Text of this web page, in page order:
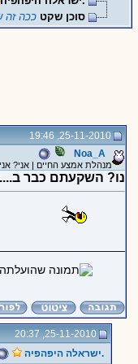
סוכן שקט ככה זה
25-11-2010, 19:46
Noa_A
מנהלת אמצע החיים | אני?
נו? השקעתם כבר
25-11-2010, 20:37
.ישראלה היפהפיה